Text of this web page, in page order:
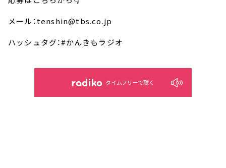
メール：tenshin@tbs.co.jp
ハッシュタグ：#かんきもラジオ
タイムフリーで聴く